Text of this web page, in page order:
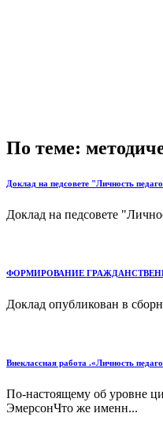
По теме:
Доклад на педсовете "Личность
Доклад на педсовете
ФОРМИРОВАНИЕ
Доклад опубликован в
Внеклассная работа .«Личность
По-настоящему об уровне
ЭмерсонЧто же именн...